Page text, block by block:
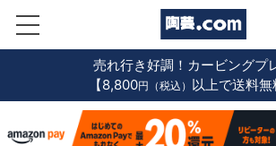
売れ行き好調！カービングプ
【8,800円（税込） 以上で送料無